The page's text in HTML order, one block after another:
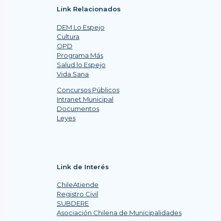
Link Relacionados
DEM Lo Espejo
Cultura
OPD
Programa Más
Salud lo Espejo
Vida Sana
Concursos Públicos
Intranet Municipal
Documentos
Leyes
Link de Interés
ChileAtiende
Registro Civil
SUBDERE
Asociación Chilena de Municipalidades